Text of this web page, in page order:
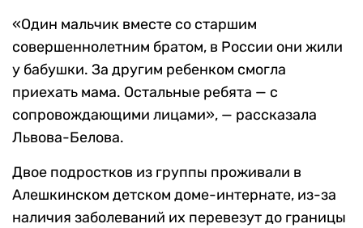
«Один мальчик вместе со старшим
совершеннолетним братом, в России они жили
у бабушки. За другим ребенком смогла
приехать мама. Остальные ребята — с
сопровождающими лицами», — рассказала
Львова-Белова.
Двое подростков из группы проживали в
Алешкинском детском доме-интернате, из-за
наличия заболеваний их перевезут до границы